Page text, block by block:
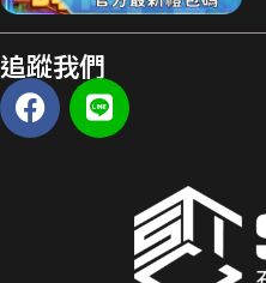
追蹤我們